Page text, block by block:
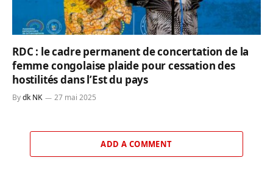
RDC : le cadre permanent de concertation de la
femme congolaise plaide pour cessation des
hostilités dans l’Est du pays
Bydk NK 27 mai 2025
ADD A COMMENT